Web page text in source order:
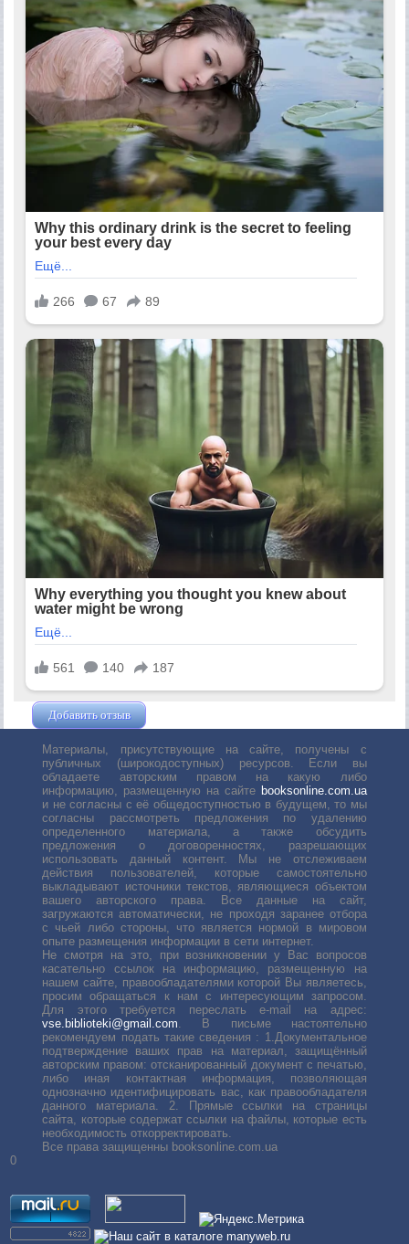
Добавить отзыв
Материалы, присутствующие на сайте, получены с
публичных (широкодоступных) ресурсов. Если вы
обладаете авторским правом на какую либо
информацию, размещенную на сайте booksonline.com.ua
и не согласны с её общедоступностью в будущем, то мы
согласны рассмотреть предложения по удалению
определенного материала, а также обсудить
предложения о договоренностях, разрешающих
использовать данный контент. Мы не отслеживаем
действия пользователей, которые самостоятельно
выкладывают источники текстов, являющиеся объектом
вашего авторского права. Все данные на сайт,
загружаются автоматически, не проходя заранее отбора
с чьей либо стороны, что является нормой в мировом
опыте размещения информации в сети интернет.
Не смотря на это, при возникновении у Вас вопросов
касательно ссылок на информацию, размещенную на
нашем сайте, правообладателями которой Вы являетесь,
просим обращаться к нам с интересующим запросом.
Для этого требуется переслать е-mail на адрес:
vse.biblioteki@gmail.com. В письме настоятельно
рекомендуем подать такие сведения : 1.Документальное
подтверждение ваших прав на материал, защищённый
авторским правом: отсканированный документ с печатью,
либо иная контактная информация, позволяющая
однозначно идентифицировать вас, как правообладателя
данного материала. 2. Прямые ссылки на страницы
сайта, которые содержат ссылки на файлы, которые есть
необходимость откорректировать.
Все права защищенны booksonline.com.ua
0